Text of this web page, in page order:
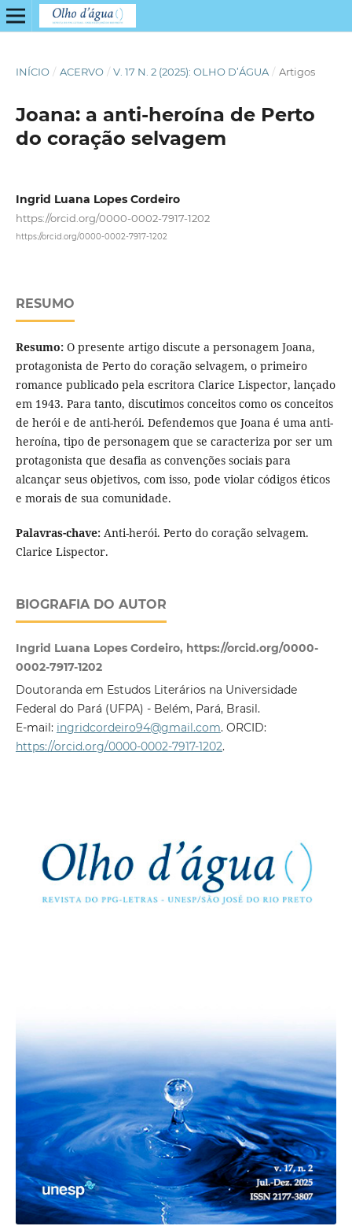
INÍCIO / ACERVO / V. 17 N. 2 (2025): OLHO D’ÁGUA / Artigos
Joana: a anti-heroína de Perto
do coração selvagem
Ingrid Luana Lopes Cordeiro
https://orcid.org/0000-0002-7917-1202
https://orcid.org/0000-0002-7917-1202
RESUMO
Resumo: O presente artigo discute a personagem Joana,
protagonista de Perto do coração selvagem, o primeiro
romance publicado pela escritora Clarice Lispector, lançado
em 1943. Para tanto, discutimos conceitos como os conceitos
de herói e de anti-herói. Defendemos que Joana é uma anti-
heroína, tipo de personagem que se caracteriza por ser um
protagonista que desafia as convenções sociais para
alcançar seus objetivos, com isso, pode violar códigos éticos
e morais de sua comunidade.
Palavras-chave: Anti-herói. Perto do coração selvagem.
Clarice Lispector.
BIOGRAFIA DO AUTOR
Ingrid Luana Lopes Cordeiro, https://orcid.org/0000-
0002-7917-1202
Doutoranda em Estudos Literários na Universidade
Federal do Pará (UFPA) - Belém, Pará, Brasil.
E-mail: ingridcordeiro94@gmail.com. ORCID:
https://orcid.org/0000-0002-7917-1202.